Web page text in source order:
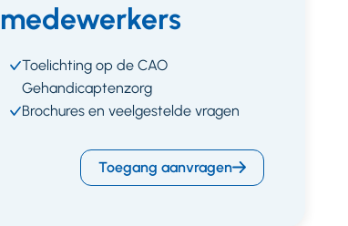
medewerkers
Toelichting op de CAO
Gehandicaptenzorg
Brochures en veelgestelde vragen
Toegang aanvragen